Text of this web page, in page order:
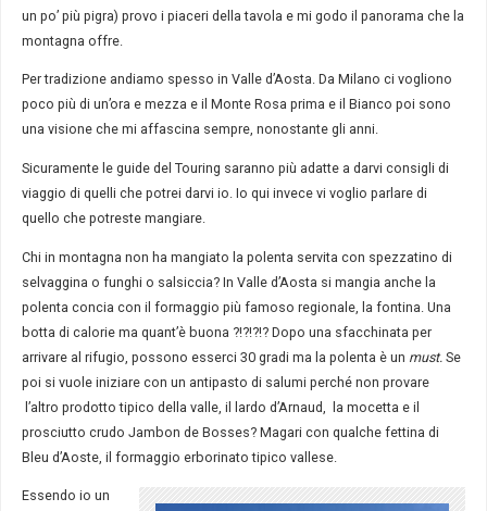
un po’ più pigra) provo i piaceri della tavola e mi godo il panorama che la
montagna offre.
Per tradizione andiamo spesso in Valle d’Aosta. Da Milano ci vogliono
poco più di un’ora e mezza e il Monte Rosa prima e il Bianco poi sono
una visione che mi affascina sempre, nonostante gli anni.
Sicuramente le guide del Touring saranno più adatte a darvi consigli di
viaggio di quelli che potrei darvi io. Io qui invece vi voglio parlare di
quello che potreste mangiare.
Chi in montagna non ha mangiato la polenta servita con spezzatino di
selvaggina o funghi o salsiccia? In Valle d’Aosta si mangia anche la
polenta concia con il formaggio più famoso regionale, la fontina. Una
botta di calorie ma quant’è buona ?!?!?!? Dopo una sfacchinata per
arrivare al rifugio, possono esserci 30 gradi ma la polenta è un must. Se
poi si vuole iniziare con un antipasto di salumi perché non provare
l’altro prodotto tipico della valle, il lardo d’Arnaud, la mocetta e il
prosciutto crudo Jambon de Bosses? Magari con qualche fettina di
Bleu d’Aoste, il formaggio erborinato tipico vallese.
Essendo io un